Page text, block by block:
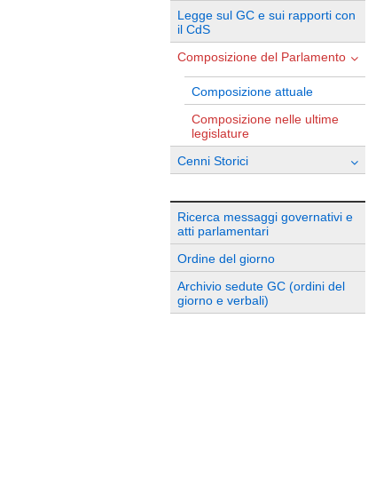
Legge sul GC e sui rapporti con
il CdS
Composizione del Parlamento
Composizione attuale
Composizione nelle ultime
legislature
Cenni Storici
Ricerca messaggi governativi e
atti parlamentari
Ordine del giorno
Archivio sedute GC (ordini del
giorno e verbali)